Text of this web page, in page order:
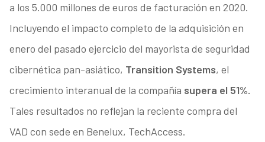
a los 5.000 millones de euros de facturación en 2020.
Incluyendo el impacto completo de la adquisición en
enero del pasado ejercicio del mayorista de seguridad
cibernética pan-asiático, Transition Systems, el
crecimiento interanual de la compañía supera el 51%.
Tales resultados no reflejan la reciente compra del
VAD con sede en Benelux, TechAccess.